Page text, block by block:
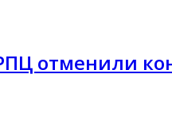
отменили